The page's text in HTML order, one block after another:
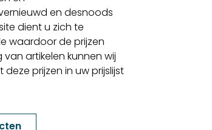
en desnoods
dient u zich te
waardoor de prijzen
artikelen kunnen wij
prijzen in uw prijslijst